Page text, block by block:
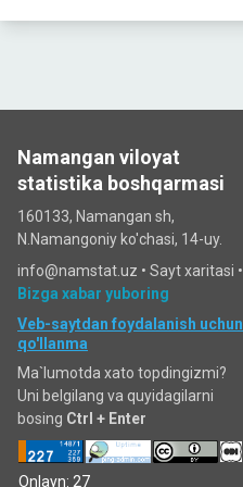
Namangan viloyat
statistika boshqarmasi
160133, Namangan sh,
N.Namangoniy ko'chasi, 14-uy.
info@namstat.uz • Sayt xaritasi •
Bizga xabar yuboring
Veb-saytdan foydalanish uchun
qo'llanma
Ma`lumotda xato topdingizmi?
Uni belgilang va quyidagilarni
bosing Ctrl + Enter
Onlayn: 27